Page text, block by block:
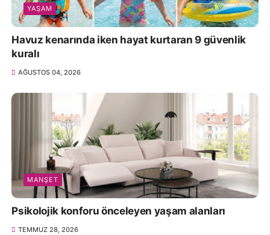
YAŞAM
Havuz kenarında iken hayat kurtaran 9 güvenlik
kuralı
AĞUSTOS 04, 2026
MANŞET
Psikolojik konforu önceleyen yaşam alanları
TEMMUZ 28, 2026